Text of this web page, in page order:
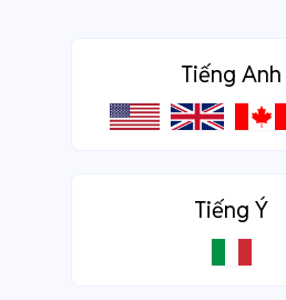
Tiếng Anh
Tiếng Ý